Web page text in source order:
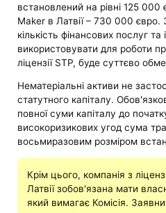
встановлений на рівні 125 000
Maker в Латвії – 730 000 євро.
кількість фінансових послуг
використовувати для роботи
ліцензії STP, буде суттєво
Нематеріальні активи не
статутного капіталу.
повної суми капіталу до
високоризикових угод сума
восьмиразовим розміром
Крім цього, компанія з
Латвії зобов'язана мати
який вимагає Комісія.